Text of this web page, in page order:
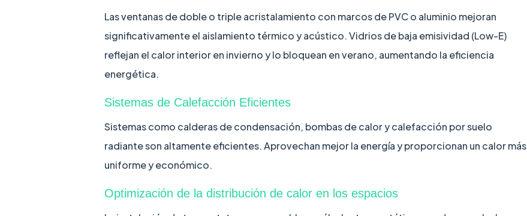
Las ventanas de doble o triple acristalamiento con marcos de PVC o aluminio mejoran
significativamente el aislamiento térmico y acústico. Vidrios de baja emisividad (Low-E)
reflejan el calor interior en invierno y lo bloquean en verano, aumentando la eficiencia
energética.
Sistemas de Calefacción Eficientes
Sistemas como calderas de condensación, bombas de calor y calefacción por suelo
radiante son altamente eficientes. Aprovechan mejor la energía y proporcionan un calor más
uniforme y económico.
Optimización de la distribución de calor en los espacios